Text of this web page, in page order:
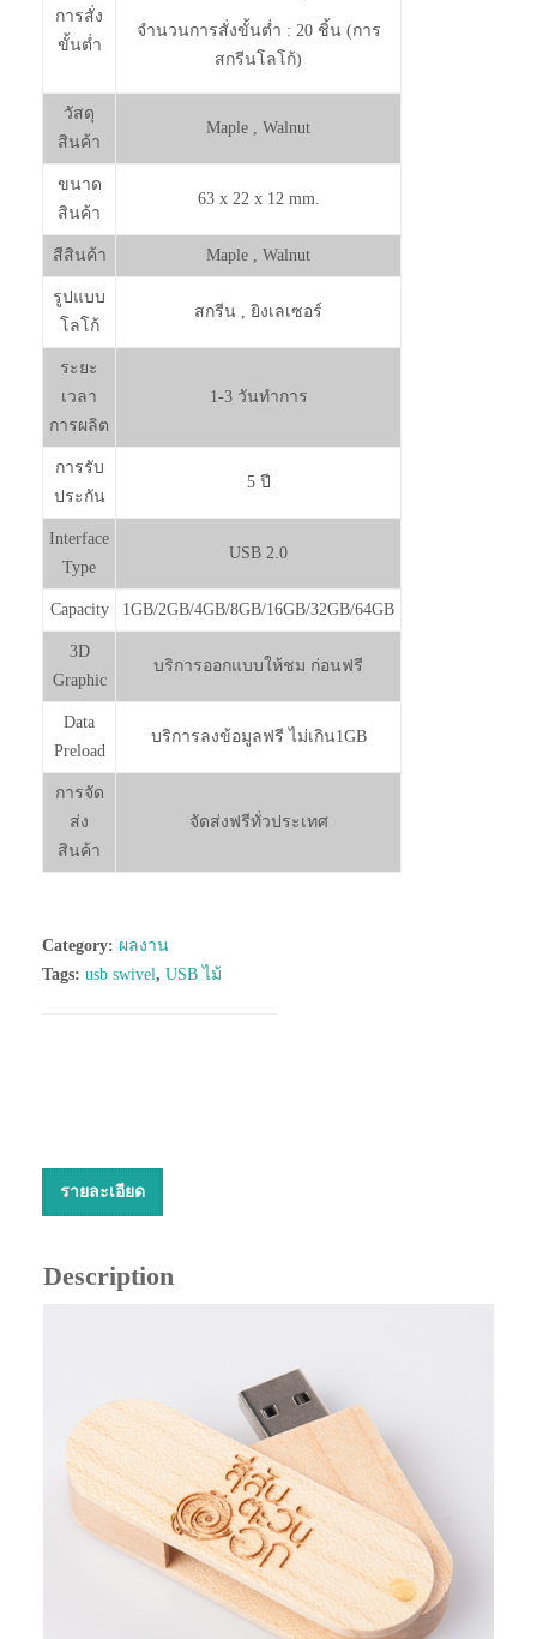
การสั่ง
ขั้นต่ำ
จำนวนการสั่งขั้นต่ำ : 20 ชิ้น (การ
สกรีนโลโก้)
วัสดุ
สินค้า
Maple , Walnut
ขนาด
สินค้า
63 x 22 x 12 mm.
สีสินค้า Maple , Walnut
รูปแบบ
โลโก้
สกรีน , ยิงเลเซอร์
ระยะ
เวลา
การผลิต
1-3 วันทำการ
การรับ
ประกัน
5 ปี
Interface
Type
USB 2.0
Capacity 1GB/2GB/4GB/8GB/16GB/32GB/64GB
3D
Graphic
บริการออกแบบให้ชม ก่อนฟรี
Data
Preload
บริการลงข้อมูลฟรี ไม่เกิน1GB
การจัด
ส่ง
สินค้า
จัดส่งฟรีทั่วประเทศ
Category: ผลงาน
Tags: usb swivel, USB ไม้
รายละเอียด
Description